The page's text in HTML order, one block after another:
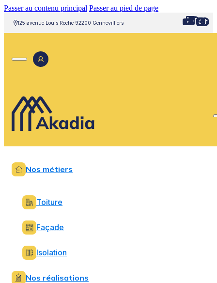
Passer au contenu principal Passer au pied de page
125 avenue Louis Roche 92200 Gennevilliers
Nos métiers
Toiture
Façade
Isolation
Nos réalisations